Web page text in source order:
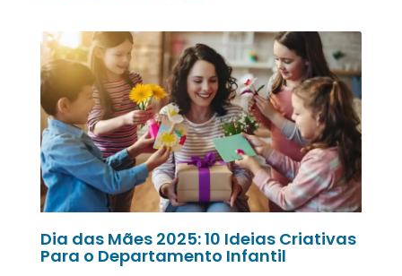
Dia das Mães 2025: 10 Ideias Criativas
Para o Departamento Infantil